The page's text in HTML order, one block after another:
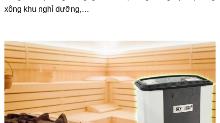
xông khu nghỉ dưỡng,…